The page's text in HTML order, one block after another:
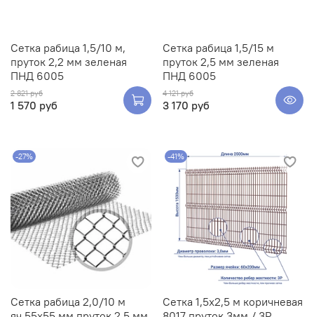
Сетка рабица 1,5/10 м,
пруток 2,2 мм зеленая
ПНД 6005
2 821 руб
1 570 руб
Сетка рабица 1,5/15 м
пруток 2,5 мм зеленая
ПНД 6005
4 121 руб
3 170 руб
-27%
Сетка рабица 2,0/10 м
-41%
Сетка 1,5х2,5 м коричневая